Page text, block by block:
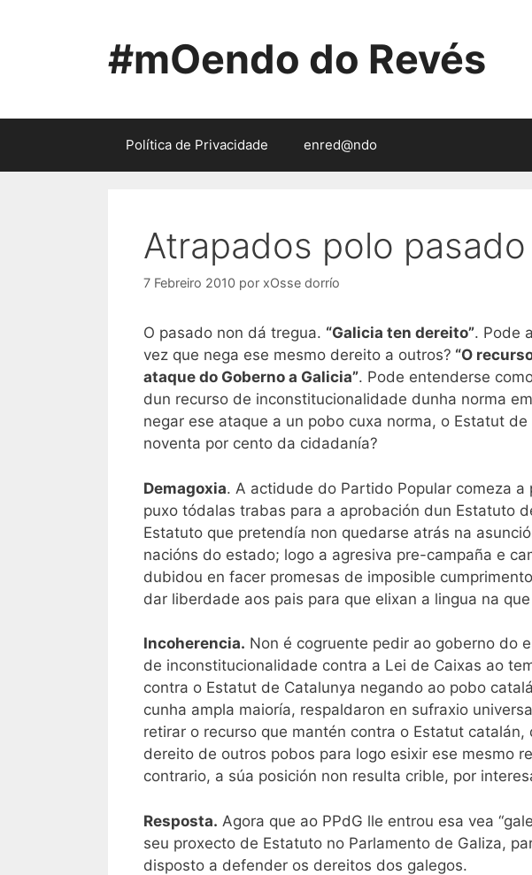
#mOendo do Revés
Política de Privacidade enred@ndo
Atrapados polo pasado
7 Febreiro 2010 por xOsse dorrío
O pasado non dá tregua. “Galicia ten dereito”. Pode
vez que nega ese mesmo dereito a outros? “O
ataque do Goberno a Galicia”. Pode entenderse
dun recurso de inconstitucionalidade dunha norma
negar ese ataque a un pobo cuxa norma, o Estatut
noventa por cento da cidadanía?
Demagoxia. A actidude do Partido Popular comeza
puxo tódalas trabas para a aprobación dun Estatuto
Estatuto que pretendía non quedarse atrás na
nacións do estado; logo a agresiva pre-campaña e
dubidou en facer promesas de imposible
dar liberdade aos pais para que elixan a lingua na
Incoherencia. Non é cogruente pedir ao goberno do
de inconstitucionalidade contra a Lei de Caixas ao
contra o Estatut de Catalunya negando ao pobo
cunha ampla maioría, respaldaron en sufraxio
retirar o recurso que mantén contra o Estatut
dereito de outros pobos para logo esixir ese mesmo
contrario, a súa posición non resulta crible, por
Resposta. Agora que ao PPdG lle entrou esa vea
seu proxecto de Estatuto no Parlamento de Galiza,
disposto a defender os dereitos dos galegos.